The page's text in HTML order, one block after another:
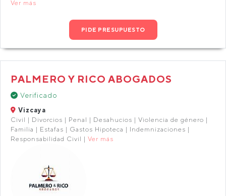
Ver más
PIDE PRESUPUESTO
PALMERO Y RICO ABOGADOS
Verificado
Vizcaya
Civil | Divorcios | Penal | Desahucios | Violencia de género |
Familia | Estafas | Gastos Hipoteca | Indemnizaciones |
Responsabilidad Civil | Ver más